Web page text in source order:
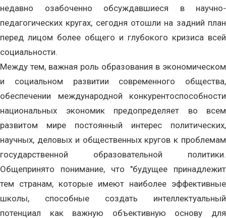
недавно озабоченно обсуждавшиеся в научно-
педагогических кругах, сегодня отошли на задний план
перед лицом более общего и глубокого кризиса всей
социальности.
Между тем, важная роль образования в экономическом
и социальном развитии современного общества,
обеспечении международной конкурентоспособности
национальных экономик предопределяет во всем
развитом мире постоянный интерес политических,
научных, деловых и общественных кругов к проблемам
государственной образовательной политики.
Общепринято понимание, что "будущее принадлежит
тем странам, которые имеют наиболее эффективные
школы, способные создать интеллектуальный
потенциал как важную объективную основу для